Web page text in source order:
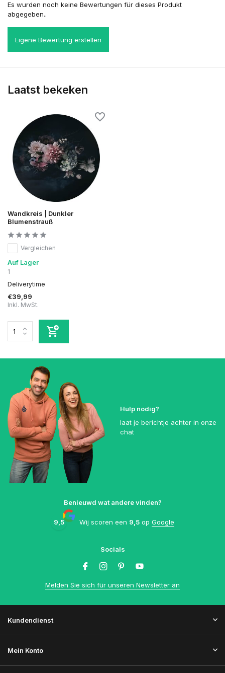
Es wurden noch keine Bewertungen für dieses Produkt
abgegeben..
Eigene Bewertung erstellen
Laatst bekeken
Wandkreis | Dunkler
Blumenstrauß
Vergleichen
Auf Lager
1
Deliverytime
€39,99
Inkl. MwSt.
Hulp nodig?
laat je berichtje achter in onze
chat
Benieuwd wat andere vinden?
9,5 Wij scoren een 9,5 op Google
Socials
Melden Sie sich für unseren Newsletter an
Kundendienst
Mein Konto